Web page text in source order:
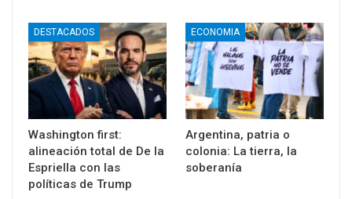
DESTACADOS
Washington first:
alineación total de De la
Espriella con las
políticas de Trump
ECONOMIA
Argentina, patria o
colonia: La tierra, la
soberanía